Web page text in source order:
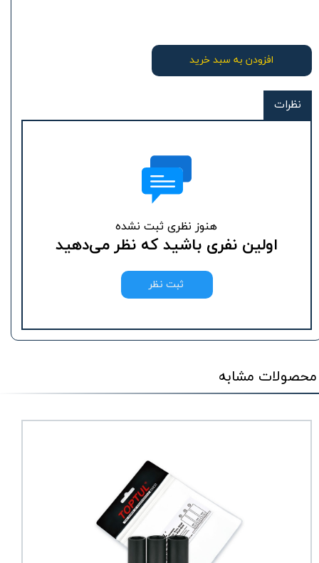
افزودن به سبد خرید
نظرات
هنوز نظری ثبت نشده
اولین نفری باشید که نظر می‌دهید
ثبت نظر
محصولات مشابه